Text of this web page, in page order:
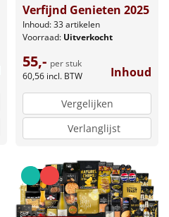
Verfijnd Genieten 2025
Inhoud: 33 artikelen
Voorraad: Uitverkocht
55,- per stuk
60,56 incl. BTW Inhoud
Vergelijken
Verlanglijst